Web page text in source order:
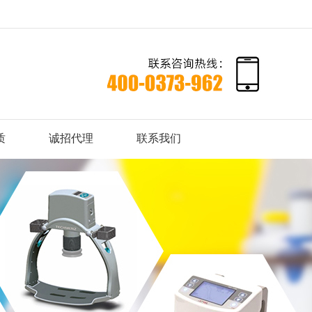
诚招代理 联系我们